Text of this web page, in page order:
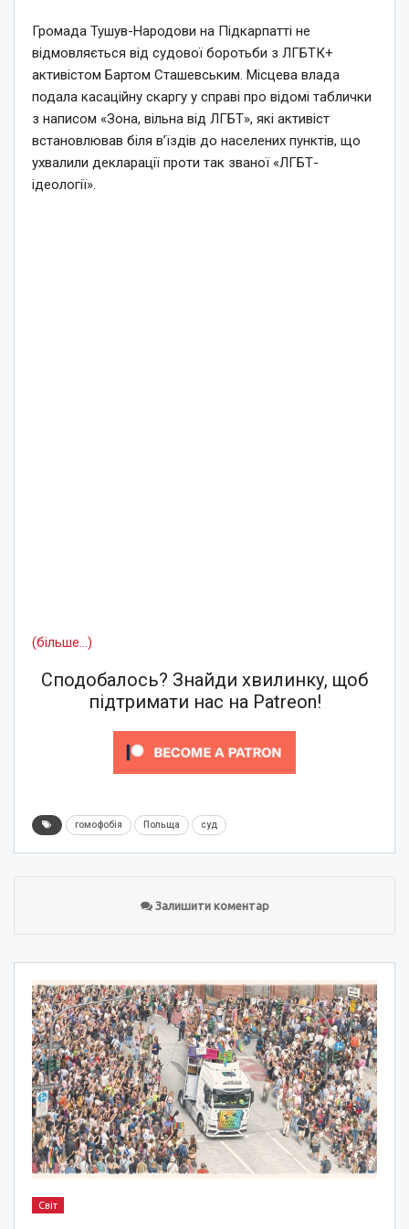
Громада Тушув-Народови на Підкарпатті не
відмовляється від судової боротьби з ЛГБТК+
активістом Бартом Сташевським. Місцева влада
подала касаційну скаргу у справі про відомі таблички
з написом «Зона, вільна від ЛГБТ», які активіст
встановлював біля в’їздів до населених пунктів, що
ухвалили декларації проти так званої «ЛГБТ-
ідеології».
(більше…)
Сподобалось? Знайди хвилинку, щоб
підтримати нас на Patreon!
гомофобія Польща суд
Залишити коментар
Світ